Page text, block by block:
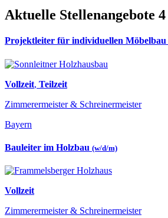
Aktuelle Stellenangebote 4
Projektleiter für individuellen Möbelbau
Vollzeit, Teilzeit
Zimmerermeister & Schreinermeister
Bayern
Bauleiter im Holzbau (w/d/m)
Vollzeit
Zimmerermeister & Schreinermeister